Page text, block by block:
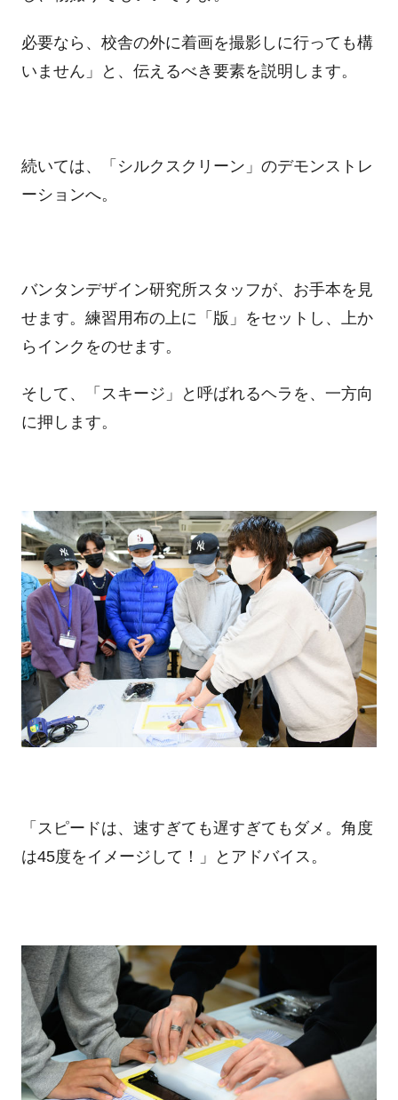
必要なら、校舎の外に着画を撮影しに行っても構
いません」と、伝えるべき要素を説明します。
続いては、「シルクスクリーン」のデモンストレ
ーションへ。
バンタンデザイン研究所スタッフが、お手本を見
せます。練習用布の上に「版」をセットし、上か
らインクをのせます。
そして、「スキージ」と呼ばれるヘラを、一方向
に押します。
「スピードは、速すぎても遅すぎてもダメ。角度
は45度をイメージして！」とアドバイス。